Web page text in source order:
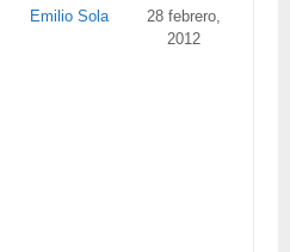
Emilio Sola
28 febrero,
2012